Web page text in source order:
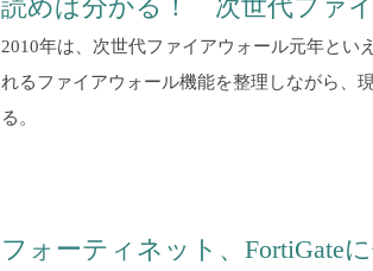
読めば分かる！ 次世代ファ
2010年は、次世代ファイアウォール元年とい
れるファイアウォール機能を整理しながら、
る。
フォーティネット、FortiGate